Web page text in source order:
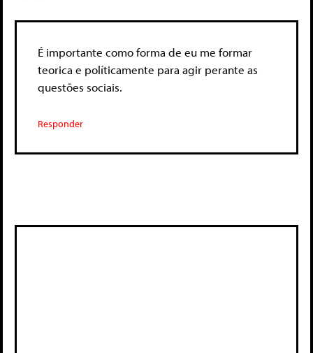
É importante como forma de eu me formar
teorica e políticamente para agir perante as
questões sociais.
Responder